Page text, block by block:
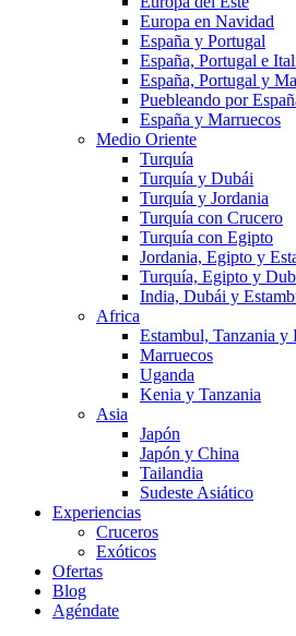
Europa en Navidad
España y Portugal
España, Portugal e
España, Portugal y
Puebleando por
España y Marruecos
Medio Oriente
Turquía
Turquía y Dubái
Turquía y Jordania
Turquía con Crucero
Turquía con Egipto
Jordania, Egipto y
Turquía, Egipto y
India, Dubái y
Africa
Estambul, Tanzania y
Marruecos
Uganda
Kenia y Tanzania
Asia
Japón
Japón y China
Tailandia
Sudeste Asiático
Experiencias
Cruceros
Exóticos
Ofertas
Blog
Agéndate